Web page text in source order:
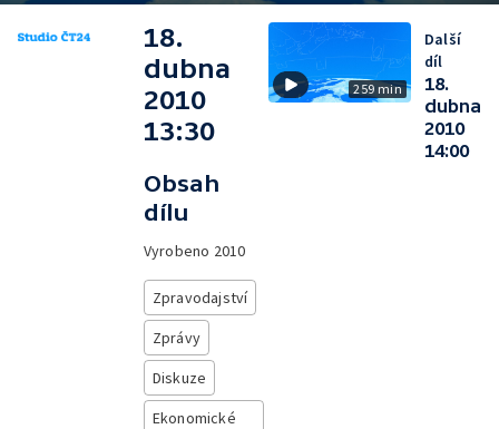
18.
dubna
2010
13:30
Obsah
dílu
Vyrobeno 2010
Zpravodajství
Zprávy
Diskuze
Ekonomické
259 min
Další
díl
18.
dubna
2010
14:00